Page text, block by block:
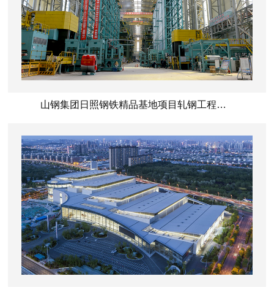
山钢集团日照钢铁精品基地项目轧钢工程（2050mm热轧、2030mm冷轧）